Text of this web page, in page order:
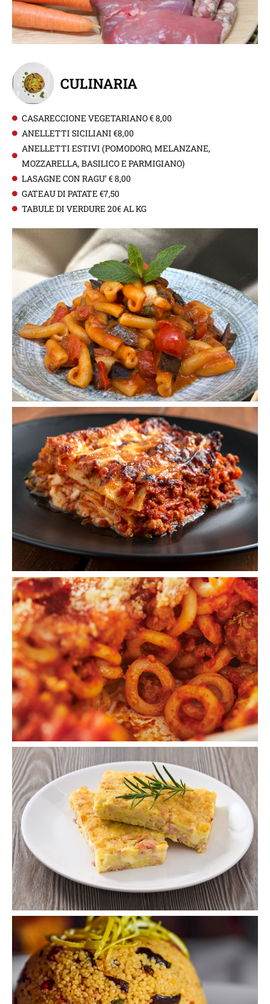
CULINARIA
CASARECCIONE VEGETARIANO € 8,00
ANELLETTI SICILIANI €8,00
ANELLETTI ESTIVI (POMODORO, MELANZANE,
MOZZARELLA, BASILICO E PARMIGIANO)
LASAGNE CON RAGU’ € 8,00
GATEAU DI PATATE €7,50
TABULE DI VERDURE 20€ AL KG